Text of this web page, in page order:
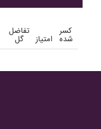
تفاضل
گل امتیاز
کسر
شده